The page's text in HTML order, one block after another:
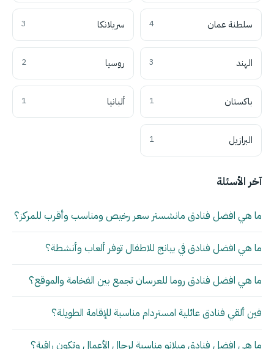
سلطنة عمان 4 سريلانكا 3
الهند 3 روسيا 2
باكستان 1 ألبانيا 1
البرازيل 1
آخر الأسئلة
ما هي افضل فنادق مانشستر سعر رخيص ومناسب وأقرب للمركز؟
ما هي افضل فنادق في بيانج للاطفال توفر ألعاب وأنشطة؟
ما هي افضل فنادق روما للعرسان تجمع بين الفخامة والموقع؟
فين ألقي فنادق عائلية امستردام مناسبة للإقامة الطويلة؟
ما هي افضل فنادق ميلانو مناسبة لرجال الأعمال وتكون راقية؟